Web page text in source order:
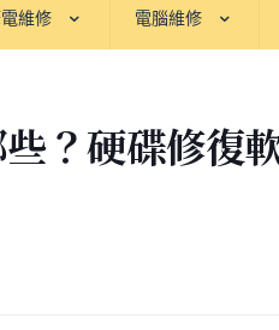
維修 電腦維修
？硬碟修復